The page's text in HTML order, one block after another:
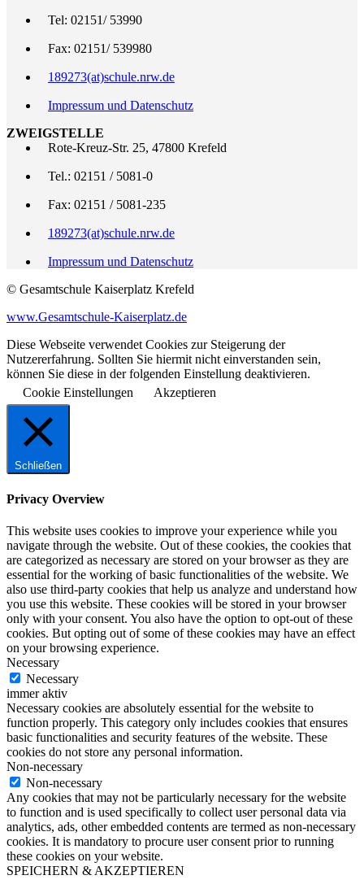
Tel: 02151/ 53990
Fax: 02151/ 539980
189273(at)schule.nrw.de
Impressum und Datenschutz
ZWEIGSTELLE
Rote-Kreuz-Str. 25, 47800 Krefeld
Tel.: 02151 / 5081-0
Fax: 02151 / 5081-235
189273(at)schule.nrw.de
Impressum und Datenschutz
© Gesamtschule Kaiserplatz Krefeld
www.Gesamtschule-Kaiserplatz.de
Diese Webseite verwendet Cookies zur Steigerung der
Nutzererfahrung. Sollten Sie hiermit nicht einverstanden sein,
können Sie diese in der folgenden Einstellung deaktivieren.
Cookie Einstellungen
Akzeptieren
Schließen
Privacy Overview
This website uses cookies to improve your experience while you
navigate through the website. Out of these cookies, the cookies that
are categorized as necessary are stored on your browser as they are
essential for the working of basic functionalities of the website. We
also use third-party cookies that help us analyze and understand how
you use this website. These cookies will be stored in your browser
only with your consent. You also have the option to opt-out of these
cookies. But opting out of some of these cookies may have an effect
on your browsing experience.
Necessary
Necessary
immer aktiv
Necessary cookies are absolutely essential for the website to
function properly. This category only includes cookies that ensures
basic functionalities and security features of the website. These
cookies do not store any personal information.
Non-necessary
Non-necessary
Any cookies that may not be particularly necessary for the website
to function and is used specifically to collect user personal data via
analytics, ads, other embedded contents are termed as non-necessary
cookies. It is mandatory to procure user consent prior to running
these cookies on your website.
SPEICHERN & AKZEPTIEREN